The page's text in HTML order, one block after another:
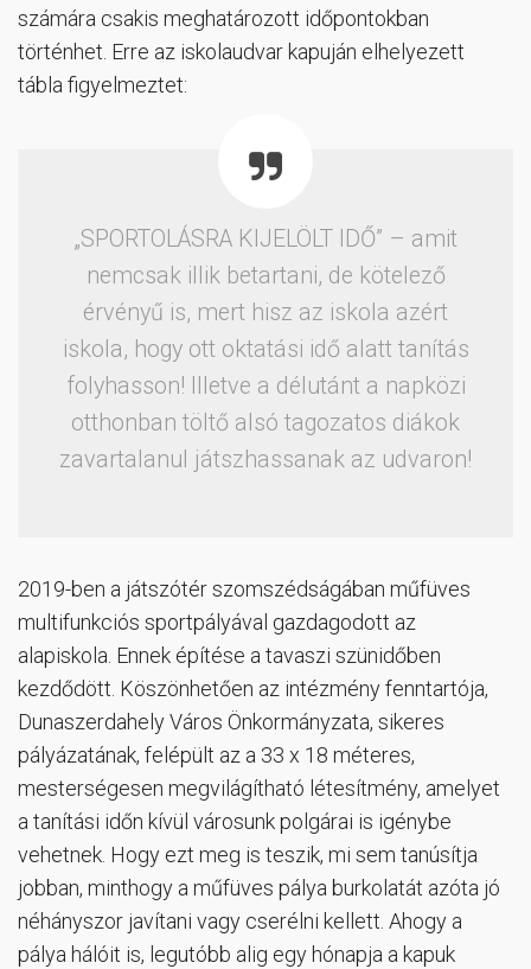
számára csakis meghatározott időpontokban
történhet. Erre az iskolaudvar kapuján elhelyezett
tábla figyelmeztet:
„SPORTOLÁSRA KIJELÖLT IDŐ” – amit
nemcsak illik betartani, de kötelező
érvényű is, mert hisz az iskola azért
iskola, hogy ott oktatási idő alatt tanítás
folyhasson! Illetve a délutánt a napközi
otthonban töltő alsó tagozatos diákok
zavartalanul játszhassanak az udvaron!
2019-ben a játszótér szomszédságában műfüves
multifunkciós sportpályával gazdagodott az
alapiskola. Ennek építése a tavaszi szünidőben
kezdődött. Köszönhetően az intézmény fenntartója,
Dunaszerdahely Város Önkormányzata, sikeres
pályázatának, felépült az a 33 x 18 méteres,
mesterségesen megvilágítható létesítmény, amelyet
a tanítási időn kívül városunk polgárai is igénybe
vehetnek. Hogy ezt meg is teszik, mi sem tanúsítja
jobban, minthogy a műfüves pálya burkolatát azóta jó
néhányszor javítani vagy cserélni kellett. Ahogy a
pálya hálóit is, legutóbb alig egy hónapja a kapuk